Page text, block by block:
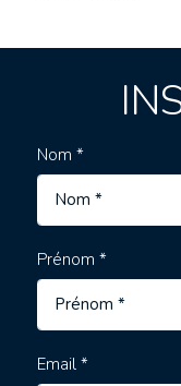
Nom *
Prénom *
Email *